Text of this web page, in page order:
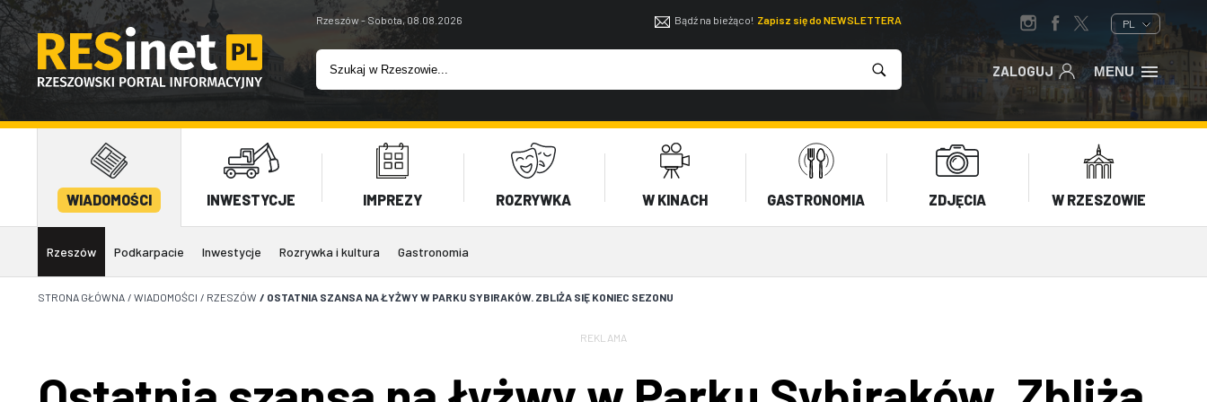
Rzeszów - Sobota, 08.08.2026 Bądź na bieżąco! Zapisz się do NEWSLETTERA PL
ZALOGUJ MENU
WIADOMOŚCI INWESTYCJE IMPREZY ROZRYWKA W KINACH GASTRONOMIA ZDJĘCIA W RZESZOWIE
Rzeszów Podkarpacie Inwestycje Rozrywka i kultura Gastronomia
STRONA GŁÓWNA / WIADOMOŚCI / RZESZÓW / OSTATNIA SZANSA NA ŁYŻWY W PARKU SYBIRAKÓW. ZBLIŻA SIĘ KONIEC SEZONU
REKLAMA